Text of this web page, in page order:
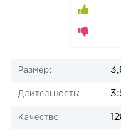
Размер:
Длительность:
Качество: